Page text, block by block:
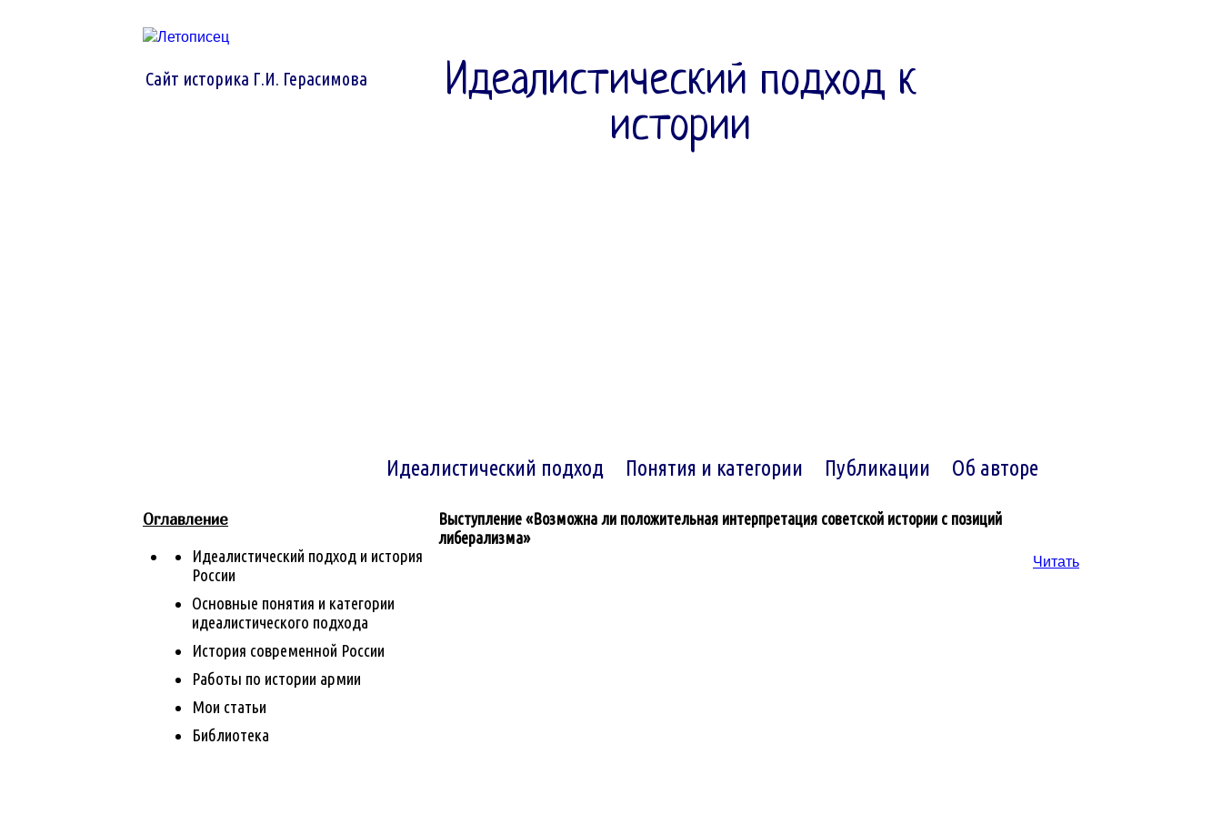
Сайт историка Г.И. Герасимова
Идеалистический подход к
истории
Идеалистический подход Понятия и категории Публикации Об авторе
Выступление «Возможна ли положительная интерпретация советской истории с позиций
либерализма»
Читать
Оглавление
Идеалистический подход и история
России
Основные понятия и категории
идеалистического подхода
История современной России
Работы по истории армии
Мои статьи
Библиотека